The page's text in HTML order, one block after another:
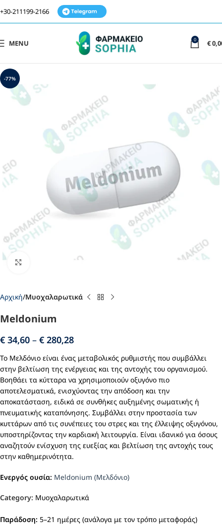
+30-211199-2166
MENU 0 €
-77%
Click to enlarge
Αρχική Μυοχαλαρωτικά
Meldonium
€ 34,60 – € 280,28
Το Μελδόνιο είναι ένας μεταβολικός ρυθμιστής που συμβάλλει
στην βελτίωση της ενέργειας και της αντοχής του οργανισμού.
Βοηθάει τα κύτταρα να χρησιμοποιούν οξυγόνο πιο
αποτελεσματικά, ενισχύοντας την απόδοση και την
αποκατάσταση, ειδικά σε συνθήκες αυξημένης σωματικής ή
πνευματικής καταπόνησης. Συμβάλλει στην προστασία των
κυττάρων από τις συνέπειες του στρες και της έλλειψης οξυγόνου,
υποστηρίζοντας την καρδιακή λειτουργία. Είναι ιδανικό για όσους
αναζητούν ενίσχυση της ευεξίας και βελτίωση της αντοχής τους
στην καθημερινότητα.
Ενεργός ουσία: Meldonium (Μελδόνιο)
Category: Μυοχαλαρωτικά
Παράδοση: 5–21 ημέρες (ανάλογα με τον τρόπο μεταφοράς)